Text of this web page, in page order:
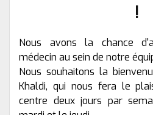
!
Nous avons la chance
médecin au sein de notre
Nous souhaitons la
Khaldi, qui nous fera le
centre deux jours par